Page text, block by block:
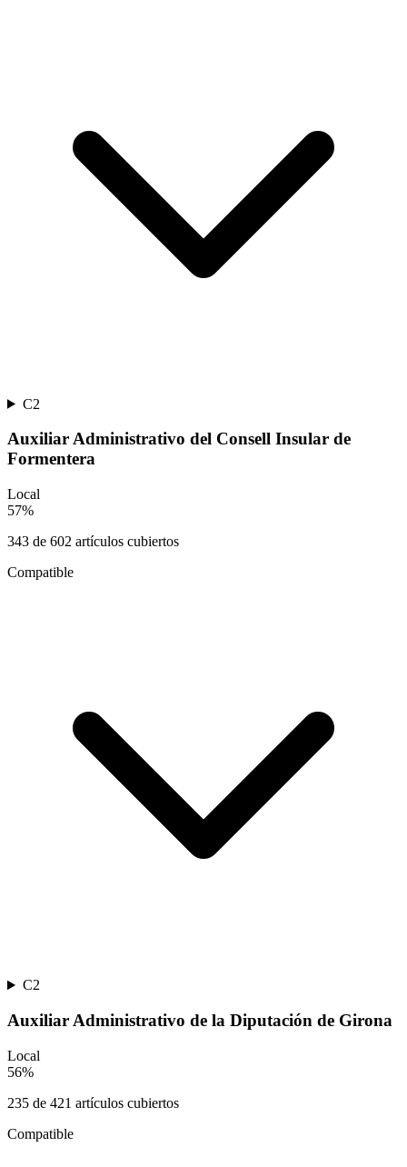
C2
Auxiliar Administrativo del Consell Insular de
Formentera
Local
57%
343 de 602 artículos cubiertos
Compatible
C2
Auxiliar Administrativo de la Diputación de Girona
Local
56%
235 de 421 artículos cubiertos
Compatible